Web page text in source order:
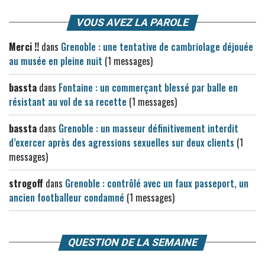
VOUS AVEZ LA PAROLE
Merci !! dans Grenoble : une tentative de cambriolage déjouée
au musée en pleine nuit (1 messages)
bassta dans Fontaine : un commerçant blessé par balle en
résistant au vol de sa recette (1 messages)
bassta dans Grenoble : un masseur définitivement interdit
d’exercer après des agressions sexuelles sur deux clients (1
messages)
strogoff dans Grenoble : contrôlé avec un faux passeport, un
ancien footballeur condamné (1 messages)
QUESTION DE LA SEMAINE